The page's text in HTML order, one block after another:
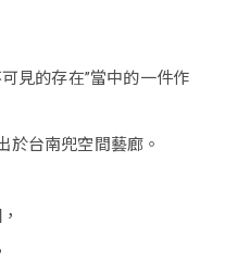
見的存在”當中的一件作
於台南兜空間藝廊。